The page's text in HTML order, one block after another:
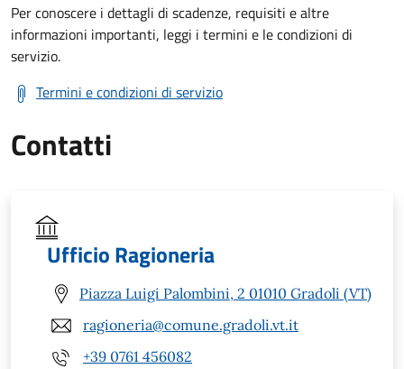
Per conoscere i dettagli di scadenze, requisiti e altre
informazioni importanti, leggi i termini e le condizioni di
servizio.
Termini e condizioni di servizio
Contatti
Ufficio Ragioneria
Piazza Luigi Palombini, 2 01010 Gradoli (VT)
ragioneria@comune.gradoli.vt.it
+39 0761 456082